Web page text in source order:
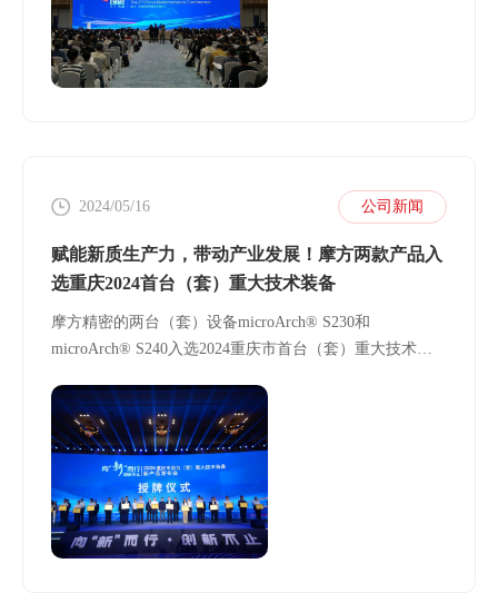
2024/05/16 公司新闻
赋能新质生产力，带动产业发展！摩方两款产品入
选重庆2024首台（套）重大技术装备
摩方精密的两台（套）设备microArch® S230和
microArch® S240入选2024重庆市首台（套）重大技术装